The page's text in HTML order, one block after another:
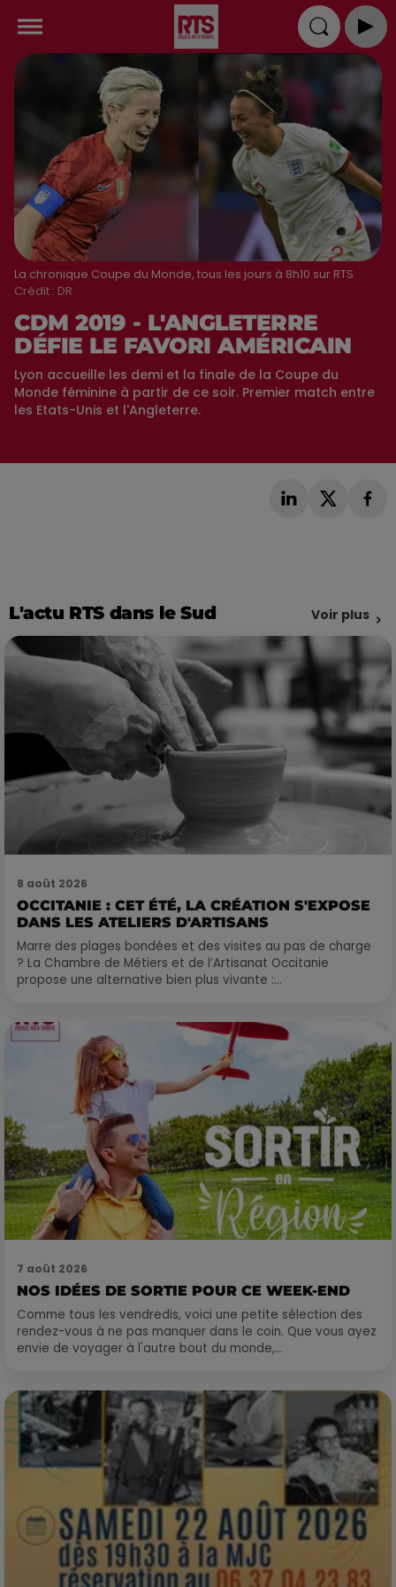
La chronique Coupe du Monde, tous les jours à 8h10 sur RTS
Crédit : DR
CDM 2019 - L'ANGLETERRE
DÉFIE LE FAVORI AMÉRICAIN
Lyon accueille les demi et la finale de la Coupe du
Monde féminine à partir de ce soir. Premier match entre
les Etats-Unis et l'Angleterre.
L'actu RTS dans le Sud Voir plus
8 août 2026
OCCITANIE : CET ÉTÉ, LA CRÉATION S'EXPOSE
DANS LES ATELIERS D'ARTISANS
Marre des plages bondées et des visites au pas de charge
? La Chambre de Métiers et de l’Artisanat Occitanie
propose une alternative bien plus vivante :...
7 août 2026
NOS IDÉES DE SORTIE POUR CE WEEK-END
Comme tous les vendredis, voici une petite sélection des
rendez-vous à ne pas manquer dans le coin. Que vous ayez
envie de voyager à l'autre bout du monde,...